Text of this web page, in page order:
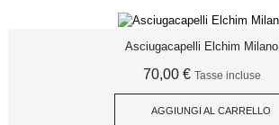
Asciugacapelli Elchim Milano
70,00 € Tasse incluse
AGGIUNGI AL CARRELLO